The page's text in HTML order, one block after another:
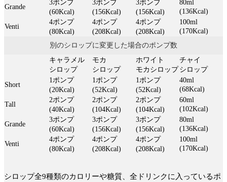
Grande
3ポンプ
(60Kcal)
3ポンプ
(156Kcal)
3ポンプ
(156Kcal)
80ml
(136Kcal)
Venti
4ポンプ
(80Kcal)
4ポンプ
(208Kcal)
4ポンプ
(208Kcal)
100ml
(170Kcal)
別のシロップに変更した場合のポンプ数
キャラメル
シロップ
モカ
シロップ
ホワイト
モカシロップ
チャイ
シロップ
Short
1ポンプ
(20Kcal)
1ポンプ
(52Kcal)
1ポンプ
(52Kcal)
40ml
(68Kcal)
Tall
2ポンプ
(40Kcal)
2ポンプ
(104Kcal)
2ポンプ
(104Kcal)
60ml
(102Kcal)
Grande
3ポンプ
(60Kcal)
3ポンプ
(156Kcal)
3ポンプ
(156Kcal)
80ml
(136Kcal)
Venti
4ポンプ
(80Kcal)
4ポンプ
(208Kcal)
4ポンプ
(208Kcal)
100ml
(170Kcal)
シロップ全9種類のカロリーや糖質、全ドリンクに入っているポ